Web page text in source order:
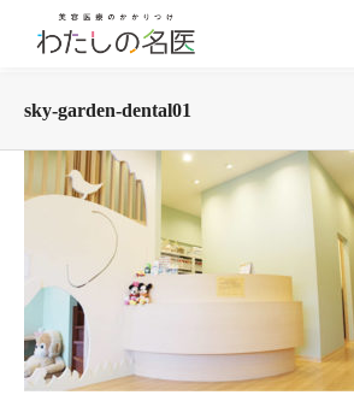
sky-garden-dental01